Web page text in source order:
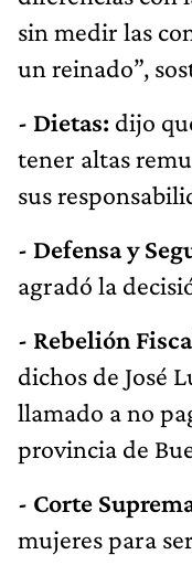
sin medir las
un reinado”,
- Dietas: dijo
tener altas
sus
- Defensa y
agradó la
- Rebelión
dichos de José
llamado a no
provincia de
- Corte
mujeres para